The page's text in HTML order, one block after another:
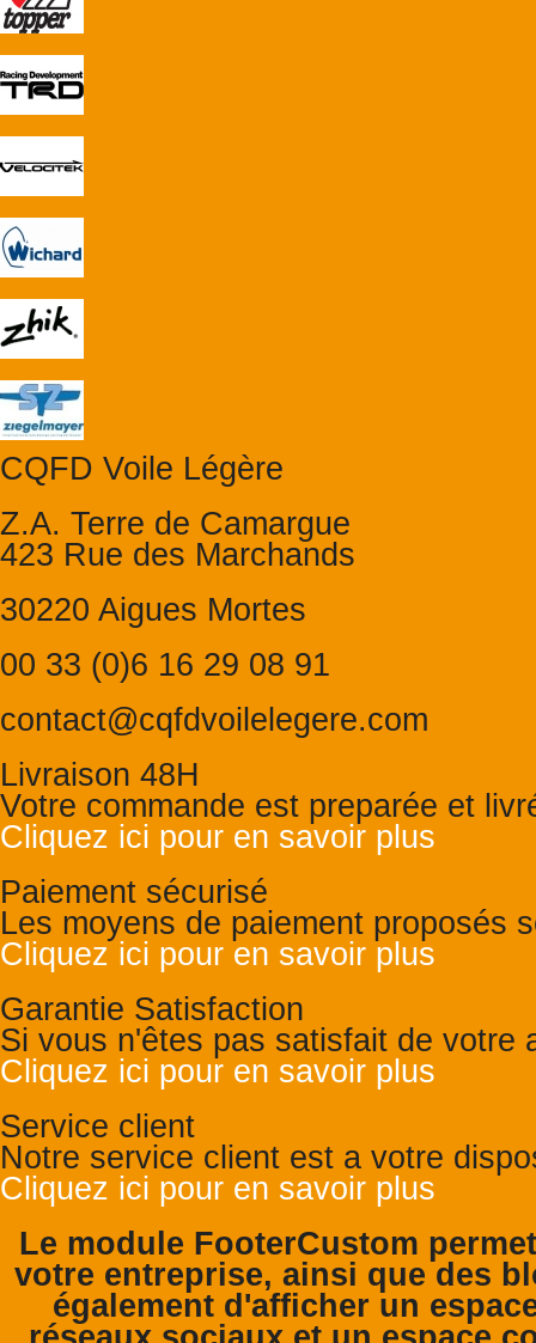
CQFD Voile Légère
Z.A. Terre de Camargue
423 Rue des Marchands
30220 Aigues Mortes
00 33 (0)6 16 29 08 91
contact@cqfdvoilelegere.com
Livraison 48H
Votre commande est preparée et
Cliquez ici pour en savoir plus
Paiement sécurisé
Les moyens de paiement proposés
Cliquez ici pour en savoir plus
Garantie Satisfaction
Si vous n'êtes pas satisfait de votre
Cliquez ici pour en savoir plus
Service client
Notre service client est a votre
Cliquez ici pour en savoir plus
Le module FooterCustom
votre entreprise, ainsi que des
également d'afficher un